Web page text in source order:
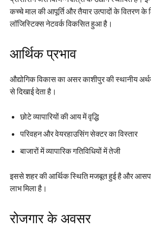
कच्चे माल की आपूर्ति और तैयार उत्पादों के वितरण के
लॉजिस्टिक्स नेटवर्क विकसित हुआ है।
आर्थिक प्रभाव
औद्योगिक विकास का असर काशीपुर की स्थानीय
से दिखाई देता है।
छोटे व्यापारियों की आय में वृद्धि
परिवहन और वेयरहाउसिंग सेक्टर का विस्तार
बाजारों में व्यापारिक गतिविधियों में तेजी
इससे शहर की आर्थिक स्थिति मजबूत हुई है और
लाभ मिला है।
रोजगार के अवसर